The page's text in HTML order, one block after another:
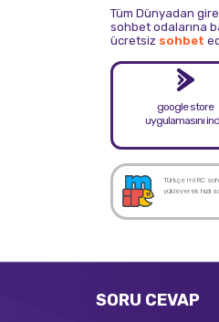
Tüm Dünyadan
sohbet odalarına
ücretsiz sohbet
google store
uygulamasını
Türkçe mIRC
yükleyerek hızlı
SORU CEVAP